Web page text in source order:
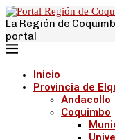
La Región de
portal
Inicio
Provincia de
Andacollo
Coquimbo